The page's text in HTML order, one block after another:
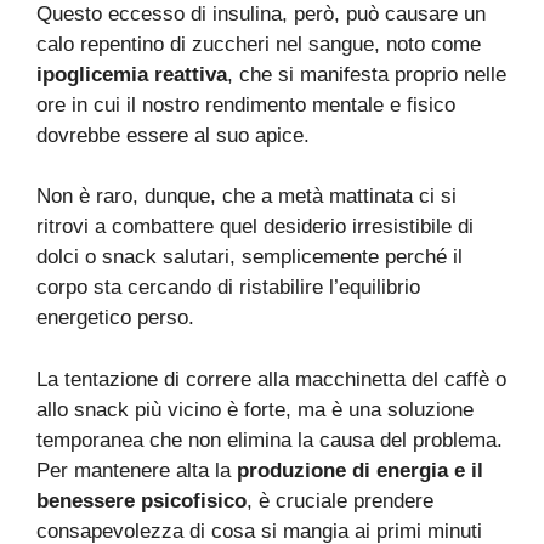
Questo eccesso di insulina, però, può causare un
calo repentino di zuccheri nel sangue, noto come
ipoglicemia reattiva, che si manifesta proprio nelle
ore in cui il nostro rendimento mentale e fisico
dovrebbe essere al suo apice.
Non è raro, dunque, che a metà mattinata ci si
ritrovi a combattere quel desiderio irresistibile di
dolci o snack salutari, semplicemente perché il
corpo sta cercando di ristabilire l’equilibrio
energetico perso.
La tentazione di correre alla macchinetta del caffè o
allo snack più vicino è forte, ma è una soluzione
temporanea che non elimina la causa del problema.
Per mantenere alta la produzione di energia e il
benessere psicofisico, è cruciale prendere
consapevolezza di cosa si mangia ai primi minuti